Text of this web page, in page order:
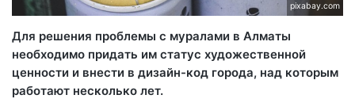
pixabay.com
Для решения проблемы с муралами в Алматы
необходимо придать им статус художественной
ценности и внести в дизайн-код города, над которым
работают несколько лет.